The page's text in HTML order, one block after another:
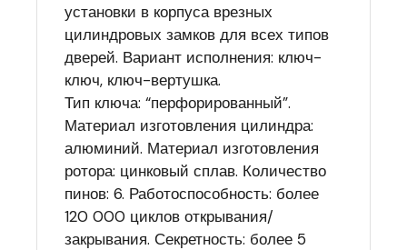
установки в корпуса врезных
цилиндровых замков для всех типов
дверей. Вариант исполнения: ключ-
ключ, ключ-вертушка.
Тип ключа: “перфорированный”.
Материал изготовления цилиндра:
алюминий. Материал изготовления
ротора: цинковый сплав. Количество
пинов: 6. Работоспособность: более
120 000 циклов открывания/
закрывания. Секретность: более 5